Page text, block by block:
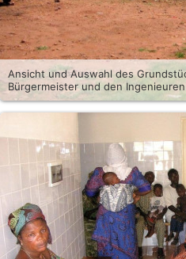
Ansicht und Auswahl des
Bürgermeister und den